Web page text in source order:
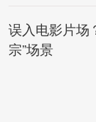
误入电影片场
宗”场景